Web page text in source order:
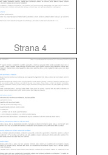
Strana 4